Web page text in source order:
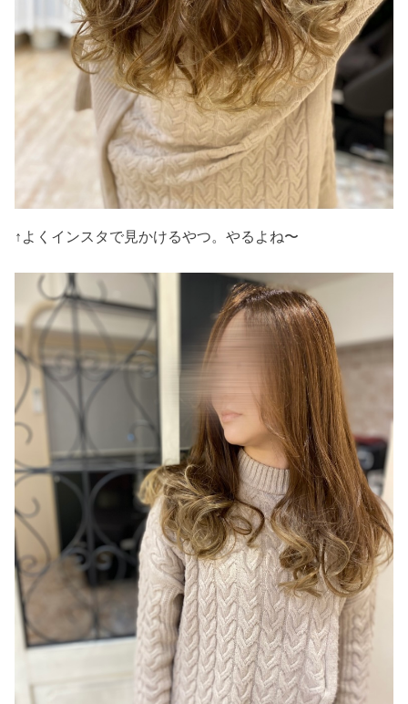
↑よくインスタで見かけるやつ。やるよね〜